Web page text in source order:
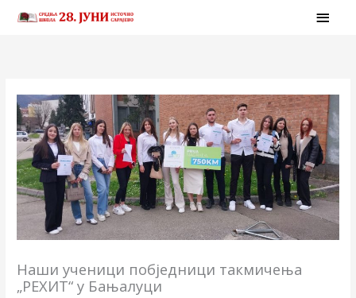
Наши ученици побједници такмичења
„РЕХИТ“ у Бањалуци